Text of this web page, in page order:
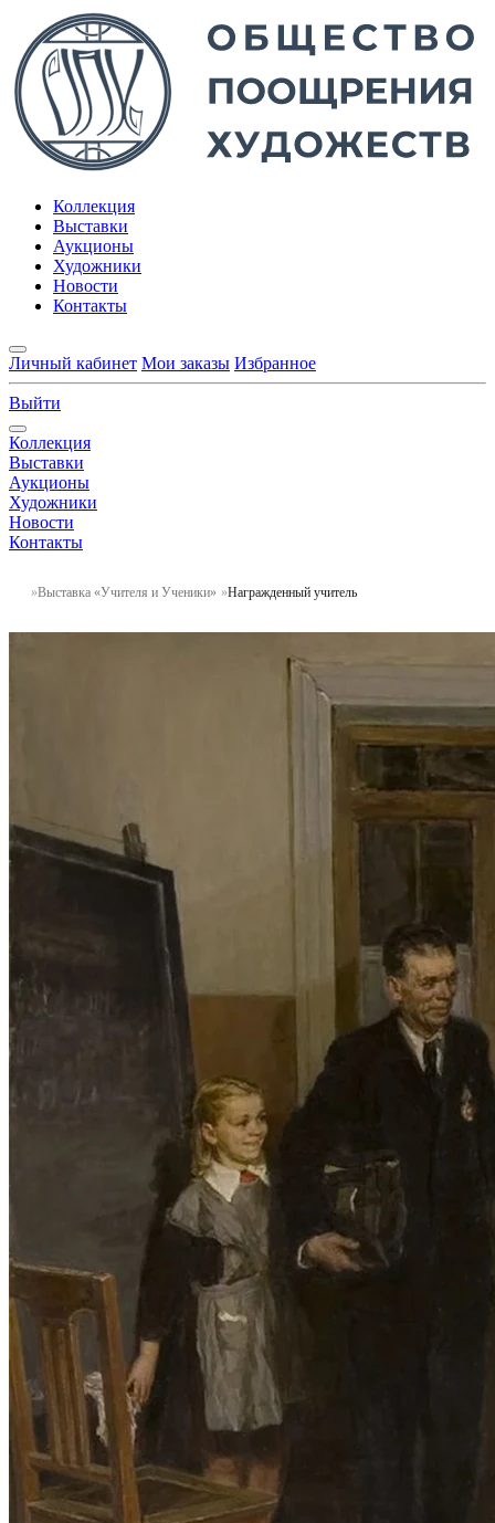
Коллекция
Выставки
Аукционы
Художники
Новости
Контакты
Личный кабинет Мои заказы Избранное
Выйти
Коллекция
Выставки
Аукционы
Художники
Новости
Контакты
Выставка «Учителя и Ученики» Награжденный учитель